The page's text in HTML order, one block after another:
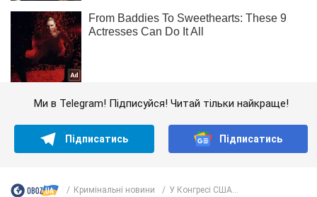
Ми в Telegram! Підписуйся! Читай тільки найкраще!
Підписатись Підписатись
Кримінальні новини У Конгресі США...